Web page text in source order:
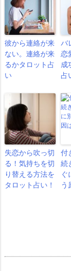
彼から連絡が来
ない。連絡が来
るかタロット占
い
バ
恋
成
占
失恋から吹っ切
る！気持ちを切
り替える方法を
タロット占い！
付
続
ぐ
う